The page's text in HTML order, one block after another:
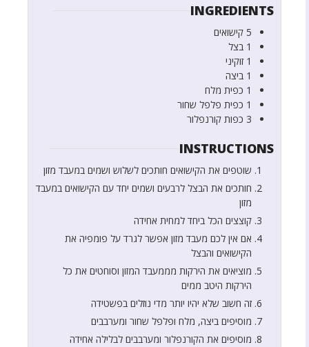
INGREDIENTS
5 קישואים
1 בצל
1 זוקיני
1 ביצה
1 כפית מלח
1 כפית פלפל שחור
3 כפות קורנפלור
INSTRUCTIONS
שוטפים את הקישואים חותכים לשלוש ושמים במעבד מזון
חותכים את הבצל לרבעים ושמים יחד עם הקישואים במעבד
מזון
קוצצים הכל ביחד למחית אחידה
אם אין לכם מעבד מזון אפשר לגרד על פומפיה את
הקישואים והבצל
מוציאים את הירקות מממעבד המזון וסוחטים את כל
הירקות היטב ממים
זה חשוב שלא יהיו יותר מדי נוזלים בפשטידה
מוסיפים ביצה, מלח ופלפל שחור ומערבבים
מוסיפים את הקורנפלור ומערבבים לבלילה אחידה